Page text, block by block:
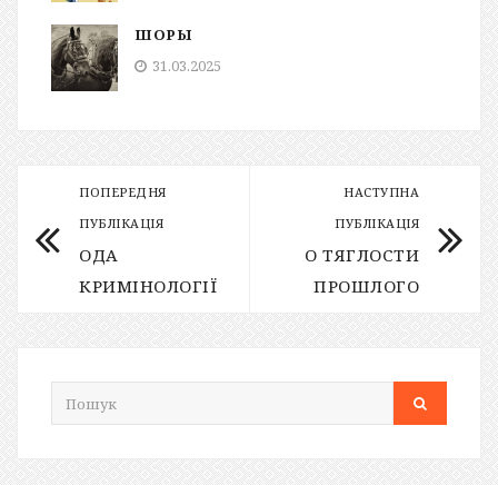
ШОРЫ
31.03.2025
ПОПЕРЕДНЯ
ПУБЛІКАЦІЯ
ОДА
КРИМІНОЛОГІЇ
НАСТУПНА
ПУБЛІКАЦІЯ
О ТЯГЛОСТИ
ПРОШЛОГО